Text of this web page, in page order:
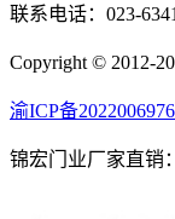
联系电话：023-
Copyright © 2012-
渝ICP备
锦宏门业厂家直销：